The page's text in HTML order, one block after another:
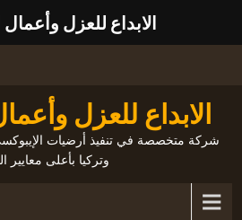
الابداع للعزل
شركة متخصصة في تنفيذ أرضيات
وتركيا بأعلى معايير
الابداع للعزل